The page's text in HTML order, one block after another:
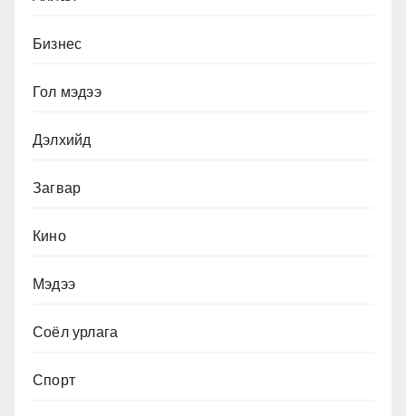
Бизнес
Гол мэдээ
Дэлхийд
Загвар
Кино
Мэдээ
Соёл урлага
Спорт